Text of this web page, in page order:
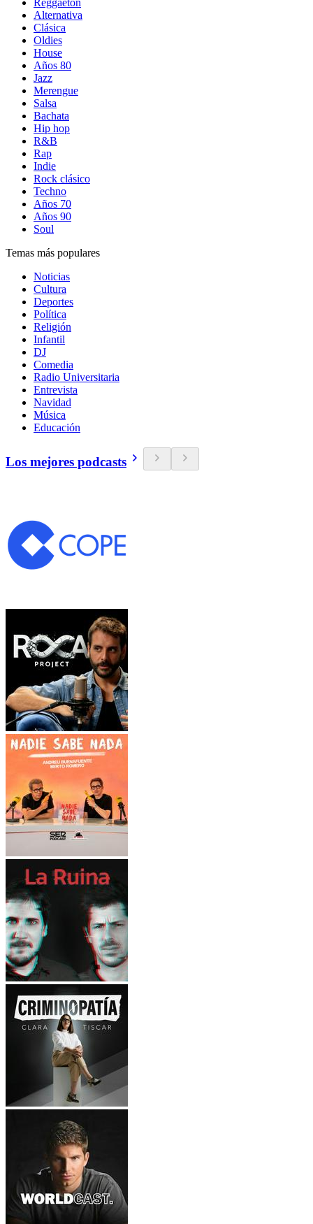
Reggaetón
Alternativa
Clásica
Oldies
House
Años 80
Jazz
Merengue
Salsa
Bachata
Hip hop
R&B
Rap
Indie
Rock clásico
Techno
Años 70
Años 90
Soul
Temas más populares
Noticias
Cultura
Deportes
Política
Religión
Infantil
DJ
Comedia
Radio Universitaria
Entrevista
Navidad
Música
Educación
Los mejores podcasts